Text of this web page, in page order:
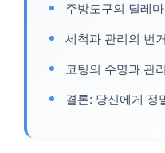
주방도구의 딜레
세척과 관리의 번
코팅의 수명과 관
결론: 당신에게 정